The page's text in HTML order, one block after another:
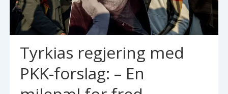
Tyrkias regjering med
PKK-forslag: – En